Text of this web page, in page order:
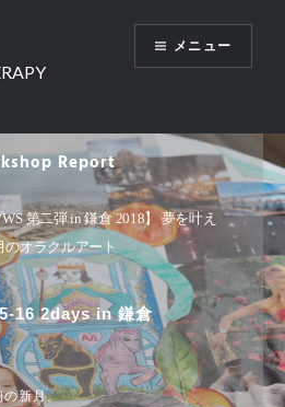
メニュー
Report
第二弾 in 鎌倉 2018】 夢を叶え
のオラクルアート
16 2days in 鎌倉
の新月。